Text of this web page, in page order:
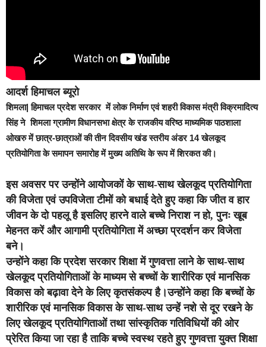
आदर्श हिमाचल ब्यूरो
शिमला| हिमाचल प्रदेश सरकार में लोक निर्माण एवं शहरी विकास मंत्री विक्रमादित्य
सिंह ने शिमला ग्रामीण विधानसभा क्षेत्र के राजकीय वरिष्ठ माध्यमिक पाठशाला
ओखरु में छात्र-छात्राओं की तीन दिवसीय खंड स्तरीय अंडर 14 खेलकूद
प्रतियोगिता के समापन समारोह में मुख्य अतिथि के रूप में शिरकत की।
इस अवसर पर उन्होंने आयोजकों के साथ-साथ खेलकूद प्रतियोगिता
की विजेता एवं उपविजेता टीमों को बधाई देते हुए कहा कि जीत व हार
जीवन के दो पहलू है इसलिए हारने वाले बच्चे निराश न हो, पुनः खूब
मेहनत करें और आगामी प्रतियोगिता में अच्छा प्रदर्शन कर विजेता
बने।
उन्होंने कहा कि प्रदेश सरकार शिक्षा में गुणवत्ता लाने के साथ-साथ
खेलकूद प्रतियोगिताओं के माध्यम से बच्चों के शारीरिक एवं मानसिक
विकास को बढ़ावा देने के लिए कृतसंकल्प है।उन्होंने कहा कि बच्चों के
शारीरिक एवं मानसिक विकास के साथ-साथ उन्हें नशे से दूर रखने के
लिए खेलकूद प्रतियोगिताओं तथा सांस्कृतिक गतिविधियों की ओर
प्रेरित किया जा रहा है ताकि बच्चे स्वस्थ रहते हुए गुणवत्ता युक्त शिक्षा